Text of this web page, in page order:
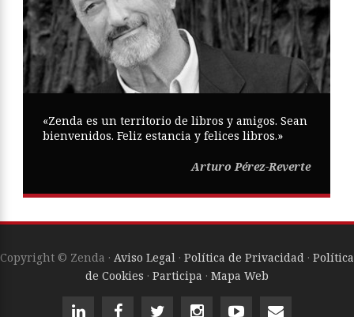
«Zenda es un territorio de libros y amigos. Sean
bienvenidos. Feliz estancia y felices libros.»
Arturo Pérez-Reverte
Copyright © Zenda · Aviso Legal · Política de Privacidad · Política
de Cookies · Participa · Mapa Web